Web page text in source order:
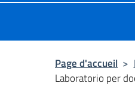
Page d'accueil >
Laboratorio per